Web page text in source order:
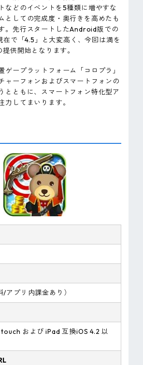
などのイベントを5種類に増やすな
としての完成度・奥行きを高めたも
。先行スタートしたAndroid版での
在で「4.5」と大変高く、今回は満を
供開始となります。
ゲープラットフォーム「コロプラ」
ャーフォンおよびスマートフォンの
とともに、スマートフォン特化型ア
力してまいります。
アプリ内課金あり）
および iPad 互換iOS 4.2 以